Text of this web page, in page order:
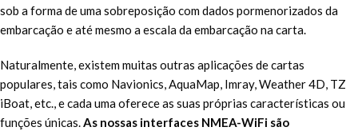
sob a forma de uma sobreposição com dados pormenorizados da
embarcação e até mesmo a escala da embarcação na carta.
Naturalmente, existem muitas outras aplicações de cartas
populares, tais como Navionics, AquaMap, Imray, Weather 4D, TZ
iBoat, etc., e cada uma oferece as suas próprias características ou
funções únicas.As nossas interfaces NMEA-WiFi são